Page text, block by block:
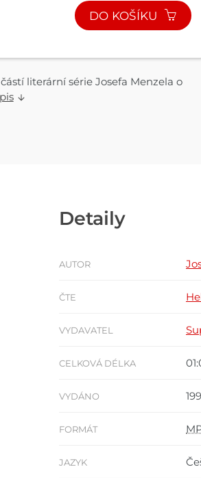
DO KOŠÍKU
literární série Josefa Menzela o
Detaily
AUTOR
ČTE
VYDAVATEL
CELKOVÁ DÉLKA
VYDÁNO
FORMÁT
JAZYK